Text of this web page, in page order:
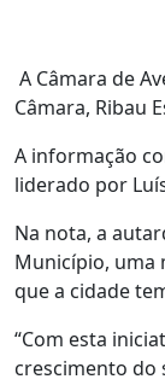
A Câmara de
Câmara, Ribau
A informação
liderado por
Na nota, a
Município, uma
que a cidade
“Com esta
crescimento do